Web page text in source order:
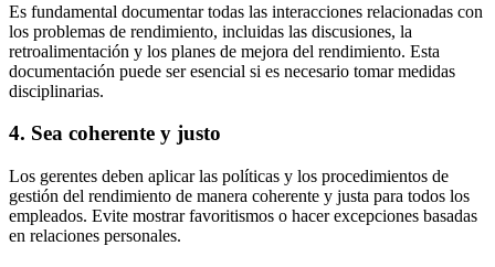
Es fundamental documentar todas las interacciones relacionadas con
los problemas de rendimiento, incluidas las discusiones, la
retroalimentación y los planes de mejora del rendimiento. Esta
documentación puede ser esencial si es necesario tomar medidas
disciplinarias.
4. Sea coherente y justo
Los gerentes deben aplicar las políticas y los procedimientos de
gestión del rendimiento de manera coherente y justa para todos los
empleados. Evite mostrar favoritismos o hacer excepciones basadas
en relaciones personales.